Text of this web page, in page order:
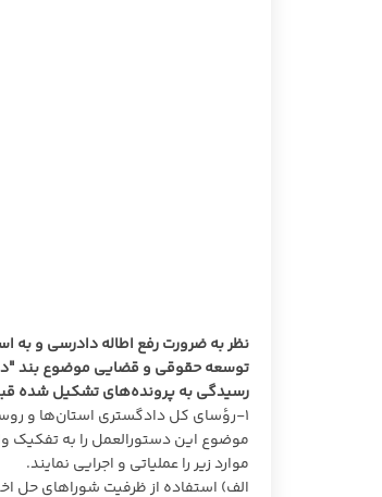
نظر به ضرورت رفع اطاله دادرسی و به
رسیدگی به پرونده‌های تشکیل شده قبل از تاریخ ۱.۷.۱۳۹۸، تا پایان سال ۱۳۹۸
۱-رؤسای کل دادگستری استان‌ها و
موضوع این دستورالعمل را به تفکیک
موارد زیر را عملیاتی و اجرایی نمایند.
الف) استفاده از ظرفیت شورا‌های حل